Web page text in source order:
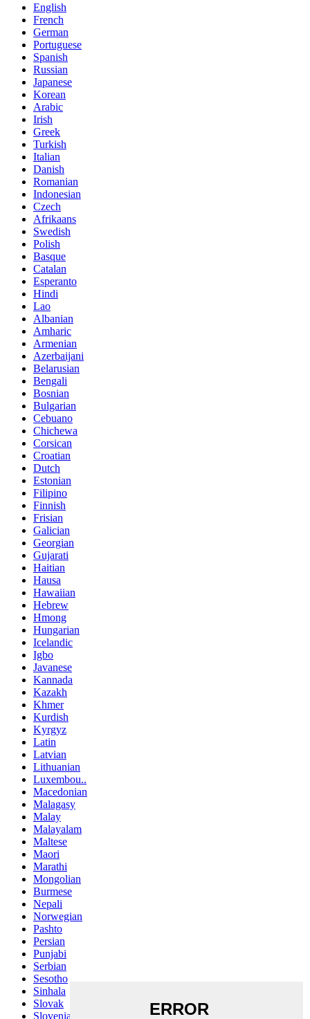
English
French
German
Portuguese
Spanish
Russian
Japanese
Korean
Arabic
Irish
Greek
Turkish
Italian
Danish
Romanian
Indonesian
Czech
Afrikaans
Swedish
Polish
Basque
Catalan
Esperanto
Hindi
Lao
Albanian
Amharic
Armenian
Azerbaijani
Belarusian
Bengali
Bosnian
Bulgarian
Cebuano
Chichewa
Corsican
Croatian
Dutch
Estonian
Filipino
Finnish
Frisian
Galician
Georgian
Gujarati
Haitian
Hausa
Hawaiian
Hebrew
Hmong
Hungarian
Icelandic
Igbo
Javanese
Kannada
Kazakh
Khmer
Kurdish
Kyrgyz
Latin
Latvian
Lithuanian
Luxembou..
Macedonian
Malagasy
Malay
Malayalam
Maltese
Maori
Marathi
Mongolian
Burmese
Nepali
Norwegian
Pashto
Persian
Punjabi
Serbian
Sesotho
Sinhala
Slovak
Slovenian